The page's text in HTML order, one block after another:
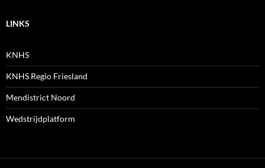
LINKS
KNHS
KNHS Regio Friesland
Mendistrict Noord
Wedstrijdplatform